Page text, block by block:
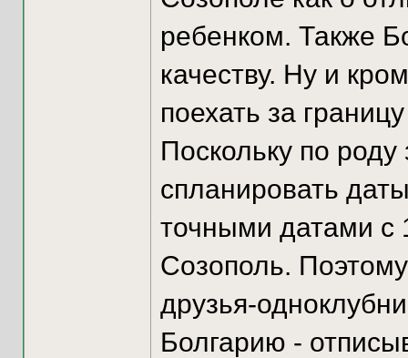
ребенком. Также
качеству. Ну и
поехать за
Поскольку по
спланировать
точными датами с
Созополь.
друзья-
Болгарию -